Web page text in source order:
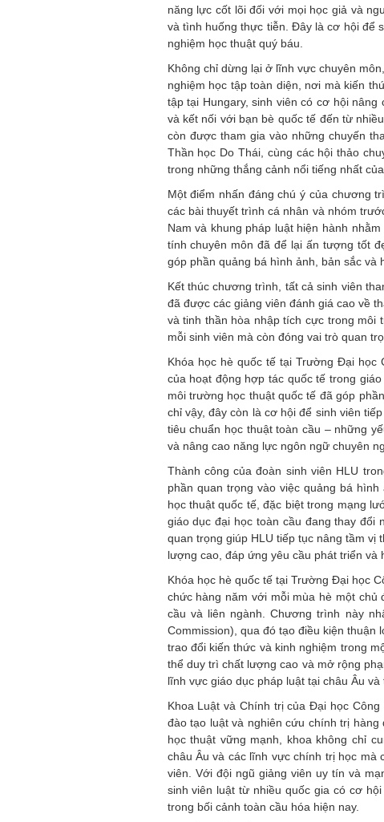
năng lực cốt lõi đối với mọi học giả và
và tình huống thực tiễn. Đây là cơ hội để
nghiệm học thuật quý báu.
Không chỉ dừng lại ở lĩnh vực chuyên
nghiệm học tập toàn diện, nơi mà kiến
tập tại Hungary, sinh viên có cơ hội
và kết nối với bạn bè quốc tế đến từ
còn được tham gia vào những chuyến
Thần học Do Thái, cùng các hội thảo
trong những thắng cảnh nổi tiếng nhất
Một điểm nhấn đáng chú ý của chương
các bài thuyết trình cá nhân và nhóm
Nam và khung pháp luật hiện hành
tính chuyên môn đã để lại ấn tượng tốt
góp phần quảng bá hình ảnh, bản sắc và
Kết thúc chương trình, tất cả sinh viên
đã được các giảng viên đánh giá cao về
và tinh thần hòa nhập tích cực trong môi
mỗi sinh viên mà còn đóng vai trò quan
Khóa học hè quốc tế tại Trường Đại học
của hoạt động hợp tác quốc tế trong
môi trường học thuật quốc tế đã góp
chỉ vậy, đây còn là cơ hội để sinh viên
tiêu chuẩn học thuật toàn cầu – những
và nâng cao năng lực ngôn ngữ chuyên
Thành công của đoàn sinh viên HLU
phần quan trọng vào việc quảng bá
học thuật quốc tế, đặc biệt trong mạng
giáo dục đại học toàn cầu đang thay
quan trọng giúp HLU tiếp tục nâng tầm
lượng cao, đáp ứng yêu cầu phát triển và
Khóa học hè quốc tế tại Trường Đại học
chức hàng năm với mỗi mùa hè một
cầu và liên ngành. Chương trình này
Commission), qua đó tạo điều kiện thuận
trao đổi kiến thức và kinh nghiệm trong
thể duy trì chất lượng cao và mở rộng
lĩnh vực giáo dục pháp luật tại châu Âu và
Khoa Luật và Chính trị của Đại học
đào tạo luật và nghiên cứu chính trị
học thuật vững mạnh, khoa không chỉ
châu Âu và các lĩnh vực chính trị học mà
viên. Với đội ngũ giảng viên uy tín và
sinh viên luật từ nhiều quốc gia có cơ
trong bối cảnh toàn cầu hóa hiện nay.